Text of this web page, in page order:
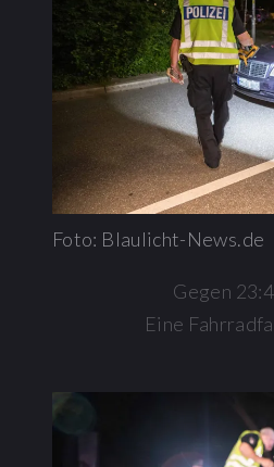
Foto: Blaulicht-News.de
Gegen
Eine